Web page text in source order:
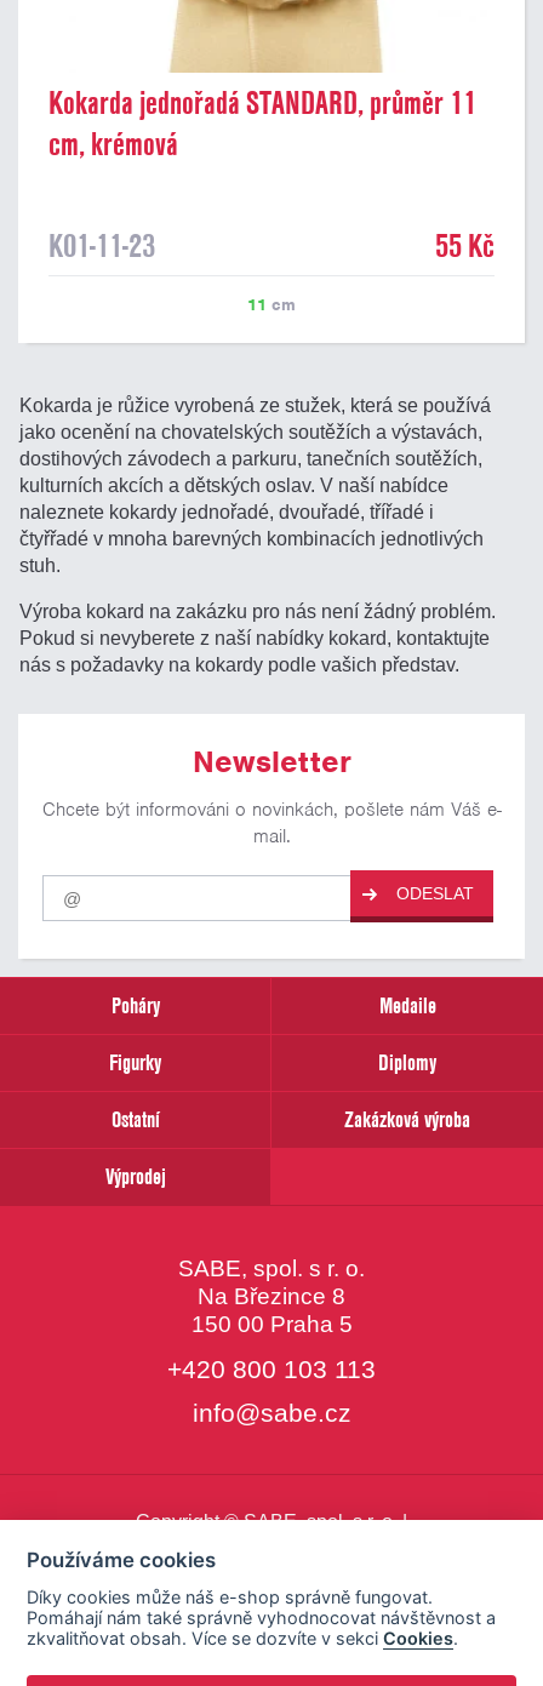
Kokarda jednořadá STANDARD, průměr 11
cm, krémová
K01-11-23 55 Kč
11 cm
Kokarda je růžice vyrobená ze stužek, která se používá
jako ocenění na chovatelských soutěžích a výstavách,
dostihových závodech a parkuru, tanečních soutěžích,
kulturních akcích a dětských oslav. V naší nabídce
naleznete kokardy jednořadé, dvouřadé, třířadé i
čtyřřadé v mnoha barevných kombinacích jednotlivých
stuh.
Výroba kokard na zakázku pro nás není žádný problém.
Pokud si nevyberete z naší nabídky kokard, kontaktujte
nás s požadavky na kokardy podle vašich představ.
Newsletter
Chcete být informováni o novinkách, pošlete nám Váš e-
mail.
Pro
odběr
našich
email
ODESLAT
Poháry
Medaile
Figurky
Diplomy
Ostatní
Zakázková výroba
Výprodej
SABE, spol. s r. o.
Na Březince 8
150 00 Praha 5
+420 800 103 113
info@sabe.cz
Copyright © SABE, spol. s r. o. |
Používáme cookies
Díky cookies může náš e-shop správně fungovat.
Pomáhají nám také správně vyhodnocovat návštěvnost a
zkvalitňovat obsah. Více se dozvíte v sekciCookies.